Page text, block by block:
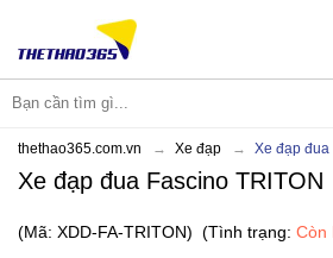
thethao365.com.vn Xe đạp Xe đạp đua
Xe đạp đua Fascino TRITON
(Mã: XDD-FA-TRITON) (Tình trạng: Còn